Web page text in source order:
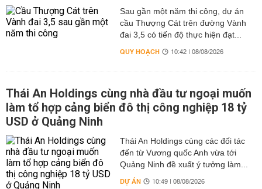
Sau gần một năm thi công, dự án
cầu Thượng Cát trên đường Vành
đai 3,5 có tiến độ thực hiện đạt...
QUY HOẠCH 10:42 | 08/08/2026
Thái An Holdings cùng nhà đầu tư ngoại muốn
làm tổ hợp cảng biển đô thị công nghiệp 18 tỷ
USD ở Quảng Ninh
Thái An Holdings cùng các đối tác
đến từ Vương quốc Anh vừa tới
Quảng Ninh đề xuất ý tưởng làm...
DỰ ÁN 10:49 | 08/08/2026